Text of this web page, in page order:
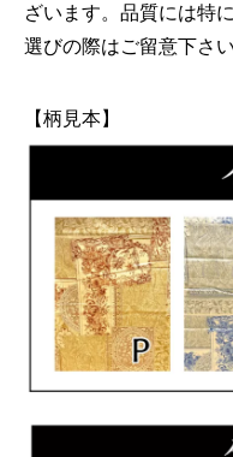
ざいます。品質には特
選びの際はご留意下さい
【柄見本】